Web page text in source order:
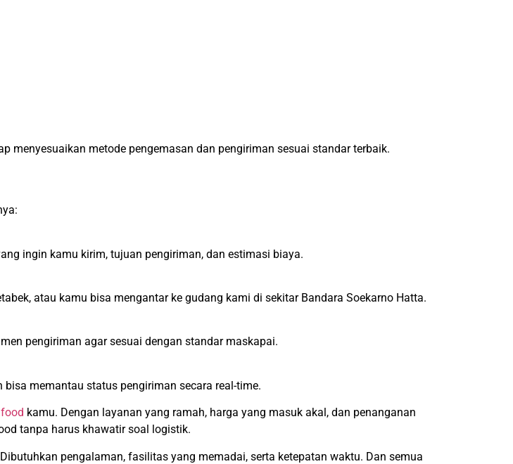
menyesuaikan metode pengemasan dan pengiriman sesuai standar terbaik.
ingin kamu kirim, tujuan pengiriman, dan estimasi biaya.
atau kamu bisa mengantar ke gudang kami di sekitar Bandara Soekarno Hatta.
pengiriman agar sesuai dengan standar maskapai.
memantau status pengiriman secara real-time.
kamu. Dengan layanan yang ramah, harga yang masuk akal, dan penanganan
tanpa harus khawatir soal logistik.
pengalaman, fasilitas yang memadai, serta ketepatan waktu. Dan semua